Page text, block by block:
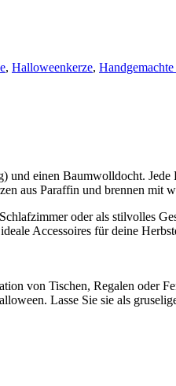
, Halloweenkerze,
und einen Baumwolldocht.
aus Paraffin und brennen mit
oder als stilvolles
Accessoires für deine
von Tischen, Regalen oder
Lasse Sie sie als